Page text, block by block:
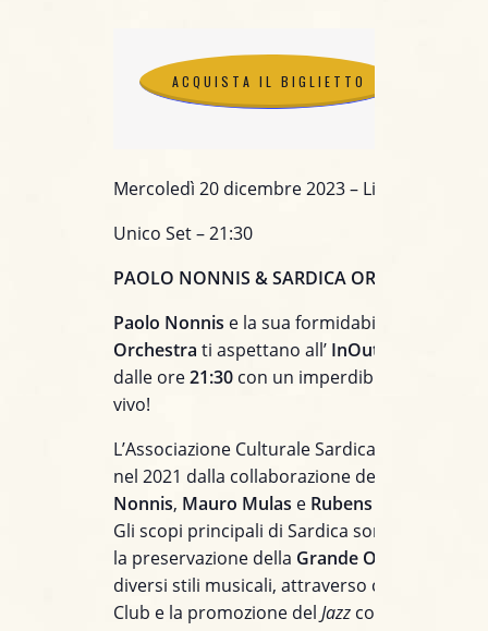
ACQUISTA IL BIGLIETTO
Mercoledì 20 dicembre 2023 – Live@ InOut
Unico Set – 21:30
PAOLO NONNIS & SARDICA ORCHESTRA
Paolo Nonnis e la sua formidabile
Orchestra ti aspettano all’ InOut
dalle ore21:30 con un imperdibile
vivo!
L’Associazione Culturale Sardica Orchestra
nel 2021 dalla collaborazione dei musicisti
Nonnis, Mauro Mulas e Rubens Massidda
Gli scopi principali di Sardica sono la
la preservazione della Grande Orchestra
diversi stili musicali, attraverso concerti in
Club e la promozione del Jazz con concerti-